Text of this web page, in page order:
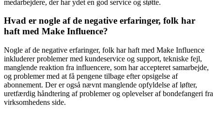
medarbejdere, der har ydet en god service og støtte.
Hvad er nogle af de negative erfaringer, folk har
haft med Make Influence?
Nogle af de negative erfaringer, folk har haft med Make Influence
inkluderer problemer med kundeservice og support, tekniske fejl,
manglende reaktion fra influencere, som har accepteret samarbejde,
og problemer med at få pengene tilbage efter opsigelse af
abonnement. Der er også nævnt manglende opfyldelse af løfter,
uretfærdig håndtering af problemer og oplevelser af bondefangeri fra
virksomhedens side.